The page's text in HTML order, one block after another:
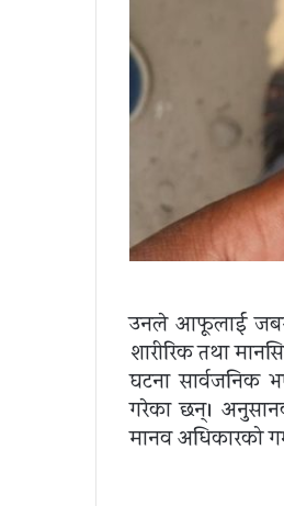
उनले आफूलाई
शारीरिक तथा
घटना सार्वजनिक
गरेका छन्।
मानव अधिकारको